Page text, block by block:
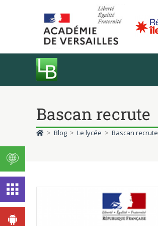
Bascan recrute
> Blog > Le lycée > Bascan recrute